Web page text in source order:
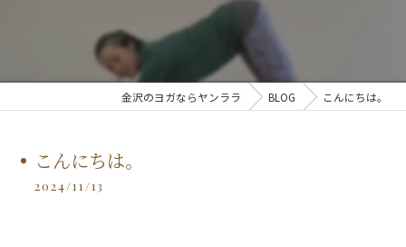
金沢のヨガならヤンララ BLOG こんにちは。
こんにちは。
2024/11/13